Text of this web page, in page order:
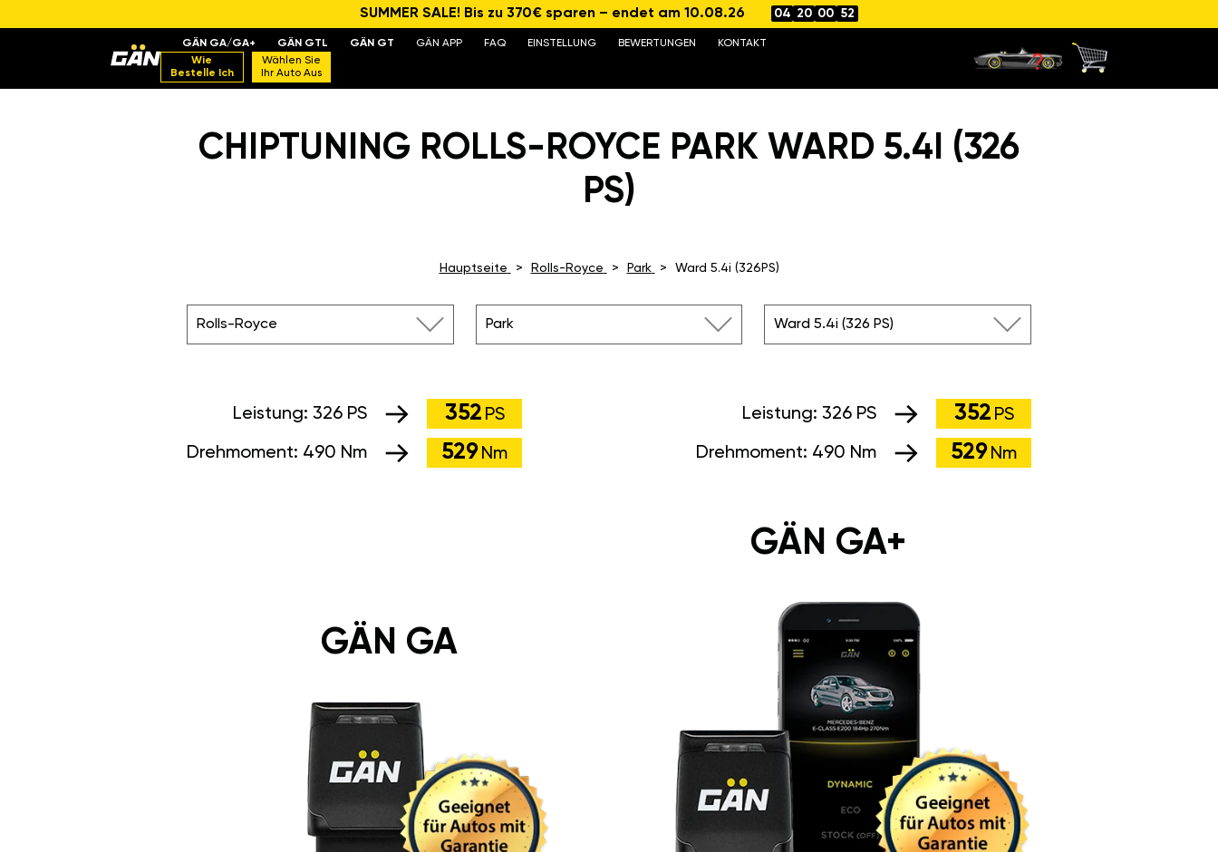
SUMMER SALE! Bis zu 370€ sparen – endet am 10.08.26 04 20 00 51
GÄN GA/GA+ GÄN GTL GÄN GT GÄN APP FAQ EINSTELLUNG BEWERTUNGEN
KONTAKT
Wie
Bestelle Ich
Wählen Sie
Ihr Auto Aus
CHIPTUNING ROLLS-ROYCE PARK WARD 5.4I (326
PS)
Hauptseite Rolls-Royce Park Ward 5.4i (326PS)
Rolls-Royce Park Ward 5.4i (326 PS)
Leistung: 326 PS 352 PS
Drehmoment: 490 Nm 529 Nm
Leistung: 326 PS 352 PS
Drehmoment: 490 Nm 529 Nm
GÄN GA+
GÄN GA